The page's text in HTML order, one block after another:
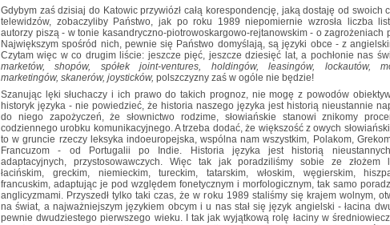
Gdybym zaś dzisiaj do Katowic przywiózł całą korespondencję, jaką dostaję od swoich
telewidzów, zobaczyliby Państwo, jak po roku 1989 niepomiernie wzrosła liczba
autorzy piszą - w tonie kasandryczno-piotrowoskargowo-rejtanowskim - o zagrożeniach
Największym spośród nich, pewnie się Państwo domyślają, są języki obce - z
Czytam więc w co drugim liście: jeszcze pięć, jeszcze dziesięć lat, a pochłonie nas
marketów, shopów, spółek joint-ventures, holdingów, leasingów, lockautów,
marketingów, skanerów, joysticków, polszczyzny zaś w ogóle nie będzie!
Szanując lęki słuchaczy i ich prawo do takich prognoz, nie mogę z powodów
historyk języka - nie powiedzieć, że historia naszego języka jest historią nieustannie
do niego zapożyczeń, że słownictwo rodzime, słowiańskie stanowi znikomy
codziennego urobku komunikacyjnego. A trzeba dodać, że większość z owych
to w gruncie rzeczy leksyka indoeuropejska, wspólna nam wszystkim, Polakom,
Francuzom - od Portugalii po Indie. Historia języka jest historią
adaptacyjnych, przystosowawczych. Więc tak jak poradziliśmy sobie ze złożem
łacińskim, greckim, niemieckim, tureckim, tatarskim, włoskim, węgierskim,
francuskim, adaptując je pod względem fonetycznym i morfologicznym, tak samo
anglicyzmami. Przyszedł tylko taki czas, że w roku 1989 staliśmy się krajem wolnym,
na świat, a najważniejszym językiem obcym i u nas stał się język angielski - łacina
pewnie dwudziestego pierwszego wieku. I tak jak wyjątkową rolę łaciny w